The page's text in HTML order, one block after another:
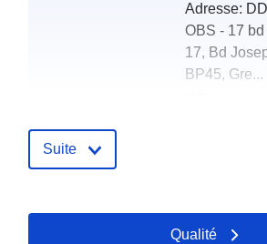
Adresse:
OBS - 17
17, Bd
BP45, Gre...
Compte rendu du
Mise à jour
01 October
Suite
Qualité